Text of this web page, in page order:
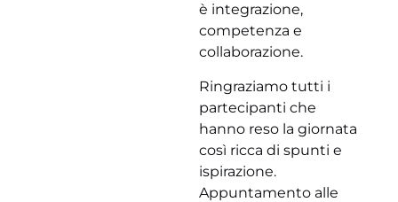
è integrazione,
competenza e
collaborazione.
Ringraziamo tutti i
partecipanti che
hanno reso la giornata
così ricca di spunti e
ispirazione.
Appuntamento alle